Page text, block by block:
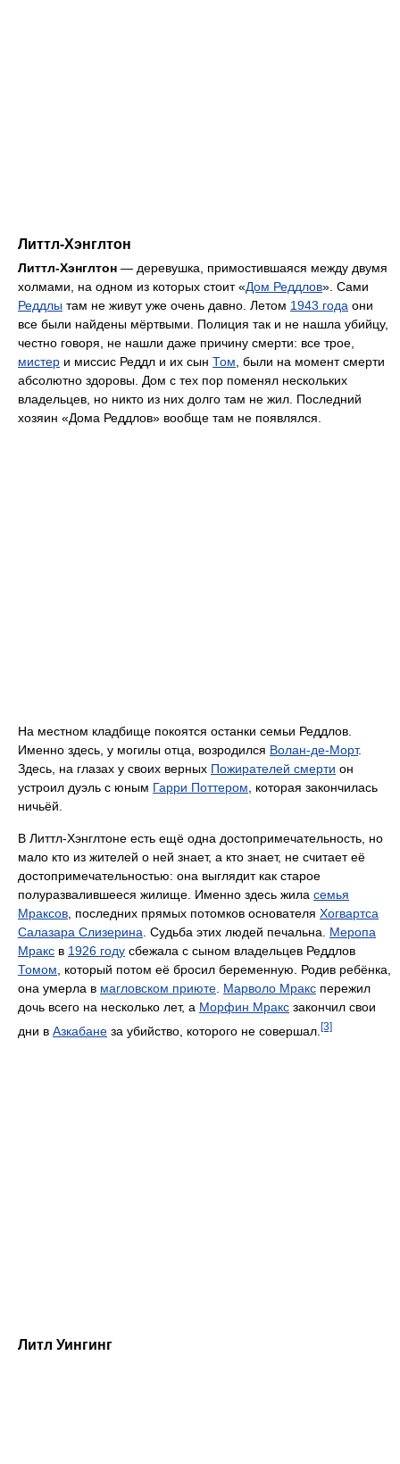
Литтл-Хэнглтон
Литтл-Хэнглтон — деревушка, примостившаяся между двумя
холмами, на одном из которых стоит «Дом Реддлов». Сами
Реддлы там не живут уже очень давно. Летом 1943 года они
все были найдены мёртвыми. Полиция так и не нашла убийцу,
честно говоря, не нашли даже причину смерти: все трое,
мистер и миссис Реддл и их сын Том , были на момент смерти
абсолютно здоровы. Дом с тех пор поменял нескольких
владельцев, но никто из них долго там не жил. Последний
хозяин «Дома Реддлов» вообще там не появлялся.
На местном кладбище покоятся останки семьи Реддлов.
Именно здесь, у могилы отца, возродился Волан-де-Морт.
Здесь, на глазах у своих верных Пожирателей смерти он
устроил дуэль с юным Гарри Поттером , которая закончилась
ничьёй.
В Литтл-Хэнглтоне есть ещё одна достопримечательность, но
мало кто из жителей о ней знает, а кто знает, не считает её
достопримечательностью: она выглядит как старое
полуразвалившееся жилище. Именно здесь жила семья
Мраксов , последних прямых потомков основателя Хогвартса
Салазара Слизерина . Судьба этих людей печальна. Меропа
Мракс в 1926 году сбежала с сыном владельцев Реддлов
Томом , который потом её бросил беременную. Родив ребёнка,
она умерла в магловском приюте Марволо Мракс пережил
дочь всего на несколько лет, а Морфин Мракс закончил свои
дни в Азкабане за убийство, которого не совершал. [3]
Литл Уингинг